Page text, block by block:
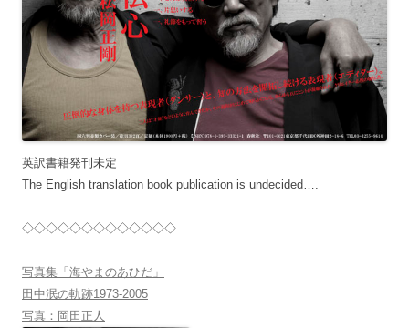
英訳書籍発刊未定
The English translation book publication is undecided….
◇◇◇◇◇◇◇◇◇◇◇◇◇
写真集「海やまのあひだ」
田中泯の軌跡1973-2005
写真：岡田正人